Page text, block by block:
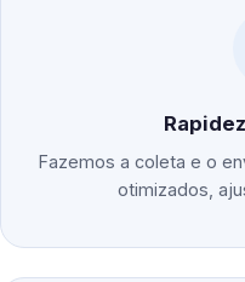
Fazemos a coleta e o
otimizados,